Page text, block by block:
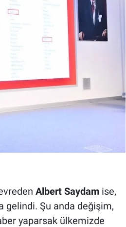
Albert Saydamise,
gelindi. Şu anda değişim,
yaparsak ülkemizde